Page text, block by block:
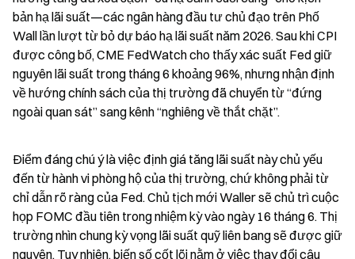
bản hạ lãi suất—các ngân hàng đầu tư chủ đạo trên Phố
Wall lần lượt từ bỏ dự báo hạ lãi suất năm 2026. Sau khi CPI
được công bố, CME FedWatch cho thấy xác suất Fed giữ
nguyên lãi suất trong tháng 6 khoảng 96%, nhưng nhận định
về hướng chính sách của thị trường đã chuyển từ “đứng
ngoài quan sát” sang kênh “nghiêng về thắt chặt”.
Điểm đáng chú ý là việc định giá tăng lãi suất này chủ yếu
đến từ hành vi phòng hộ của thị trường, chứ không phải từ
chỉ dẫn rõ ràng của Fed. Chủ tịch mới Waller sẽ chủ trì cuộc
họp FOMC đầu tiên trong nhiệm kỳ vào ngày 16 tháng 6. Thị
trường nhìn chung kỳ vọng lãi suất quỹ liên bang sẽ được giữ
nguyên. Tuy nhiên, biến số cốt lõi nằm ở việc thay đổi câu